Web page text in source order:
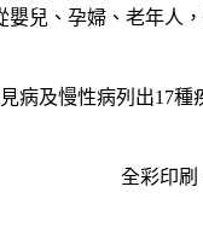
嬰兒、孕婦、老年人
病及慢性病列出17
全彩印刷